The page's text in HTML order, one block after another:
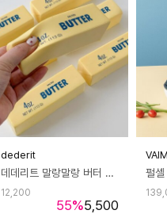
dederit
데데리트 말랑말랑 버터 스퀴시 스트레스볼 스트레스 불안 해소 집중 틱톡 모찌 쫀득 인싸 재미 생일 친구 우정 커플 쓸데없는 선물
55%
12,200
5,500
펄셸